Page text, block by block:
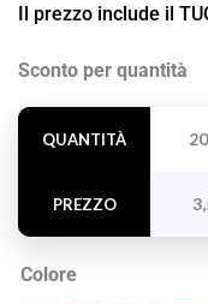
Il prezzo include il
Sconto per quantità
QUANTITÀ
PREZZO
Colore
Pantaloncini
College
quantità